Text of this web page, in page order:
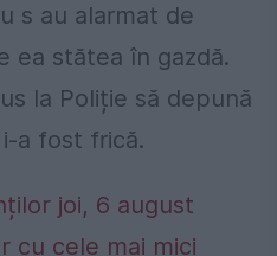
s au alarmat de
ea stătea în gazdă.
la Poliție să depună
a fost frică.
joi, 6 august
cu cele mai mici